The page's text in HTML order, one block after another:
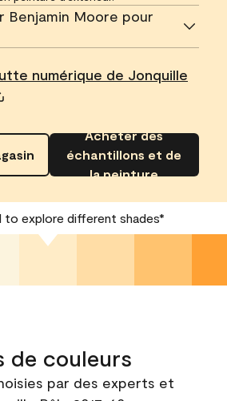
Benjamin Moore pour
numérique de Jonquille
Acheter des
échantillons et de
la peinture
to explore different shades*
de couleurs
par des experts et